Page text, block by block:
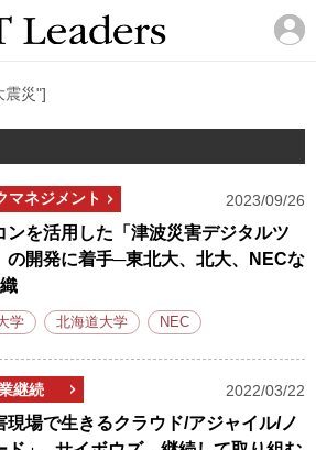
震災"]
マネジメント 2023/09/26
ンを活用した「津波災害デジタルツ
の開発に着手─東北大、北大、NECな
学 北海道大学 NEC
継続 2022/03/22
現場で生きるクラウド/アジャイル/ノ